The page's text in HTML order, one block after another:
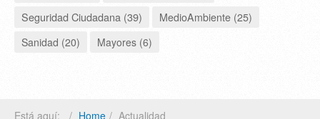
Seguridad Ciudadana (39)
MedioAmbiente (25)
Sanidad (20)
Mayores (6)
Está aquí: Home Actualidad